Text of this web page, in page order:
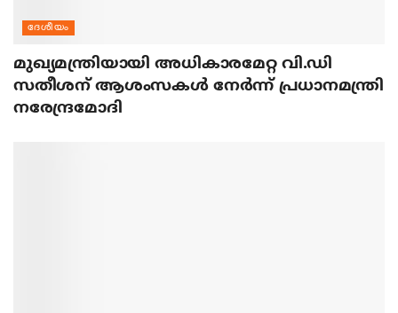
ദേശീയം
മുഖ്യമന്ത്രിയായി അധികാരമേറ്റ വി.ഡി
സതീശന് ആശംസകള്‍ നേര്‍ന്ന് പ്രധാനമന്ത്രി
നരേന്ദ്രമോദി